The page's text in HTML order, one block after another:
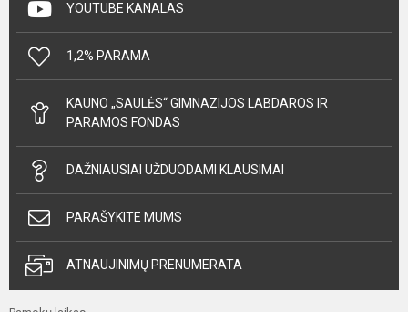
YOUTUBE KANALAS
1,2% PARAMA
KAUNO „SAULĖS“ GIMNAZIJOS LABDAROS IR
PARAMOS FONDAS
DAŽNIAUSIAI UŽDUODAMI KLAUSIMAI
PARAŠYKITE MUMS
ATNAUJINIMŲ PRENUMERATA